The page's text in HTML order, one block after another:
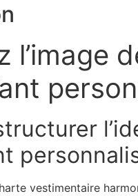
l’image
vestimentaire